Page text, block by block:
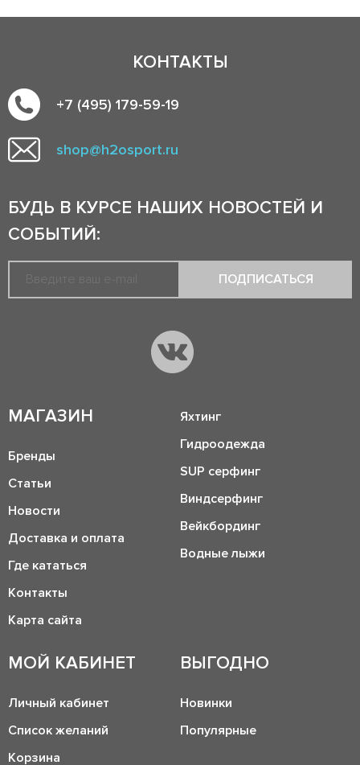
КОНТАКТЫ
+7 (495) 179-59-19
shop@h2osport.ru
БУДЬ В КУРСЕ НАШИХ НОВОСТЕЙ И
СОБЫТИЙ:
ПОДПИСАТЬСЯ
МАГАЗИН
Бренды
Статьи
Новости
Доставка и оплата
Где кататься
Контакты
Карта сайта
Яхтинг
Гидроодежда
SUP серфинг
Виндсерфинг
Вейкбординг
Водные лыжи
МОЙ КАБИНЕТ
Личный кабинет
Список желаний
Корзина
ВЫГОДНО
Новинки
Популярные